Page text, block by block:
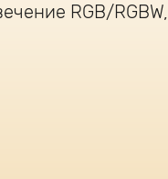
RGB/RGBW,